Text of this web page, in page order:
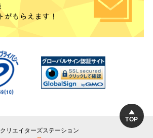
TOP
クリエイターズステーション